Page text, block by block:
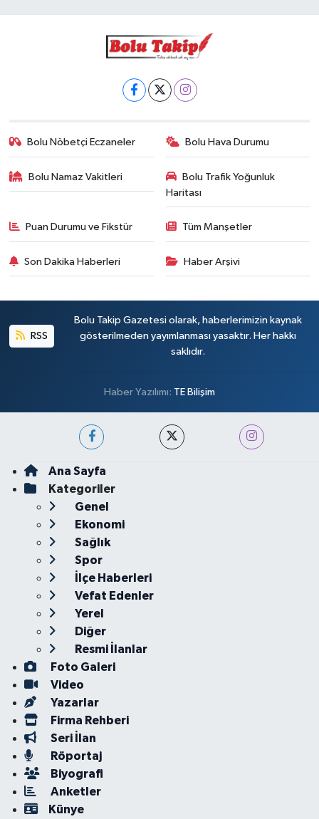
Bolu Nöbetçi Eczaneler Bolu Hava Durumu
Bolu Namaz Vakitleri
Bolu Trafik Yoğunluk
Haritası
Puan Durumu ve Fikstür Tüm Manşetler
Son Dakika Haberleri Haber Arşivi
RSS
Bolu Takip Gazetesi olarak, haberlerimizin kaynak
gösterilmeden yayımlanması yasaktır. Her hakkı
saklıdır.
Haber Yazılımı: TE Bilişim
Ana Sayfa
Kategoriler
Genel
Ekonomi
Sağlık
Spor
İlçe Haberleri
Vefat Edenler
Yerel
Diğer
Resmi İlanlar
Foto Galeri
Video
Yazarlar
Firma Rehberi
Seri İlan
Röportaj
Biyografi
Anketler
Künye